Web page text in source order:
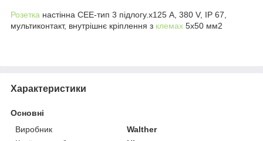
Розетка настінна СЕЕ-тип 3 підлогу.х125 А, 380 V, IP 67,
мультиконтакт, внутрішнє кріплення з клемах 5х50 мм2
Характеристики
Основні
Виробник
Walther